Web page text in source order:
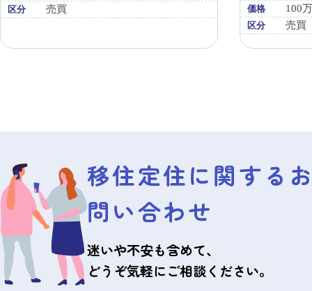
区分 売買 価格 100
区分 売買
移住定住に関する
問い合わせ
迷いや不安も含めて、
どうぞ気軽にご相談ください。